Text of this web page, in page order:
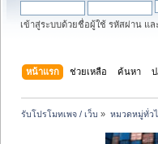
เข้าสู่ระบบด้วยชื่อผู้ใช้ รหัสผ่าน แล
หน้าแรก ช่วยเหลือ ค้นหา
รับโปรโมทเพจ / เว็บ » หมวดหมู่ทั่ว